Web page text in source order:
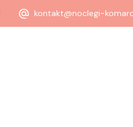
kontakt@noclegi-